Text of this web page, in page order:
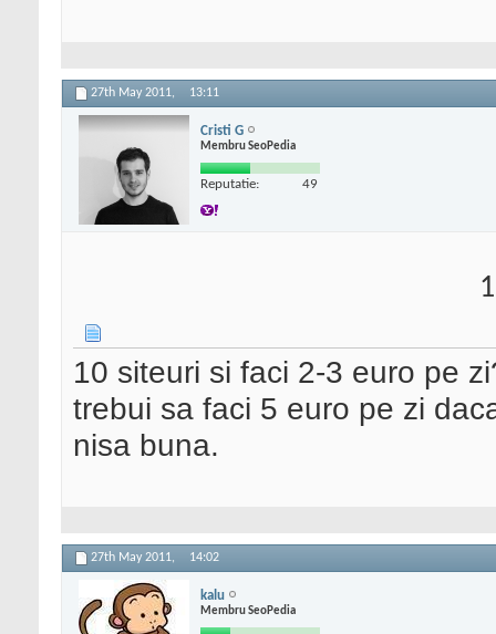
27th May 2011, 13:11
Cristi G
Membru SeoPedia
Reputatie: 49
10 siteuri si faci 2-3 euro pe
trebui sa faci 5 euro pe zi
nisa buna.
27th May 2011, 14:02
kalu
Membru SeoPedia